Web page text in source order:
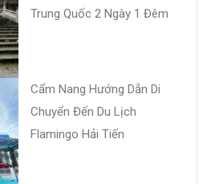
Trung Quốc 2 Ngày 1 Đêm
Cẩm Nang Hướng Dẫn Di
Chuyển Đến Du Lịch
Flamingo Hải Tiến